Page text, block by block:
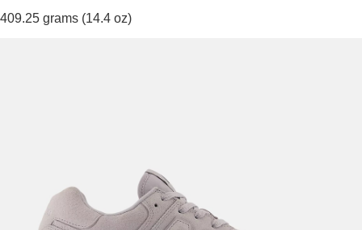
409.25 grams (14.4 oz)